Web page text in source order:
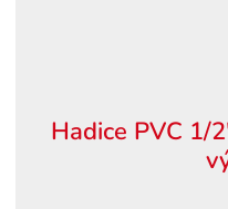
Hadice PVC 1/